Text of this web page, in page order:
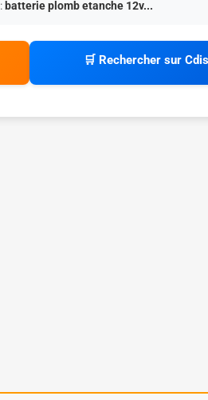
batterie plomb etanche 12v...
🛒 Rechercher sur